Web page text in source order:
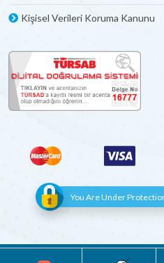
Kişisel Verileri Koruma Kanunu
You Are Under